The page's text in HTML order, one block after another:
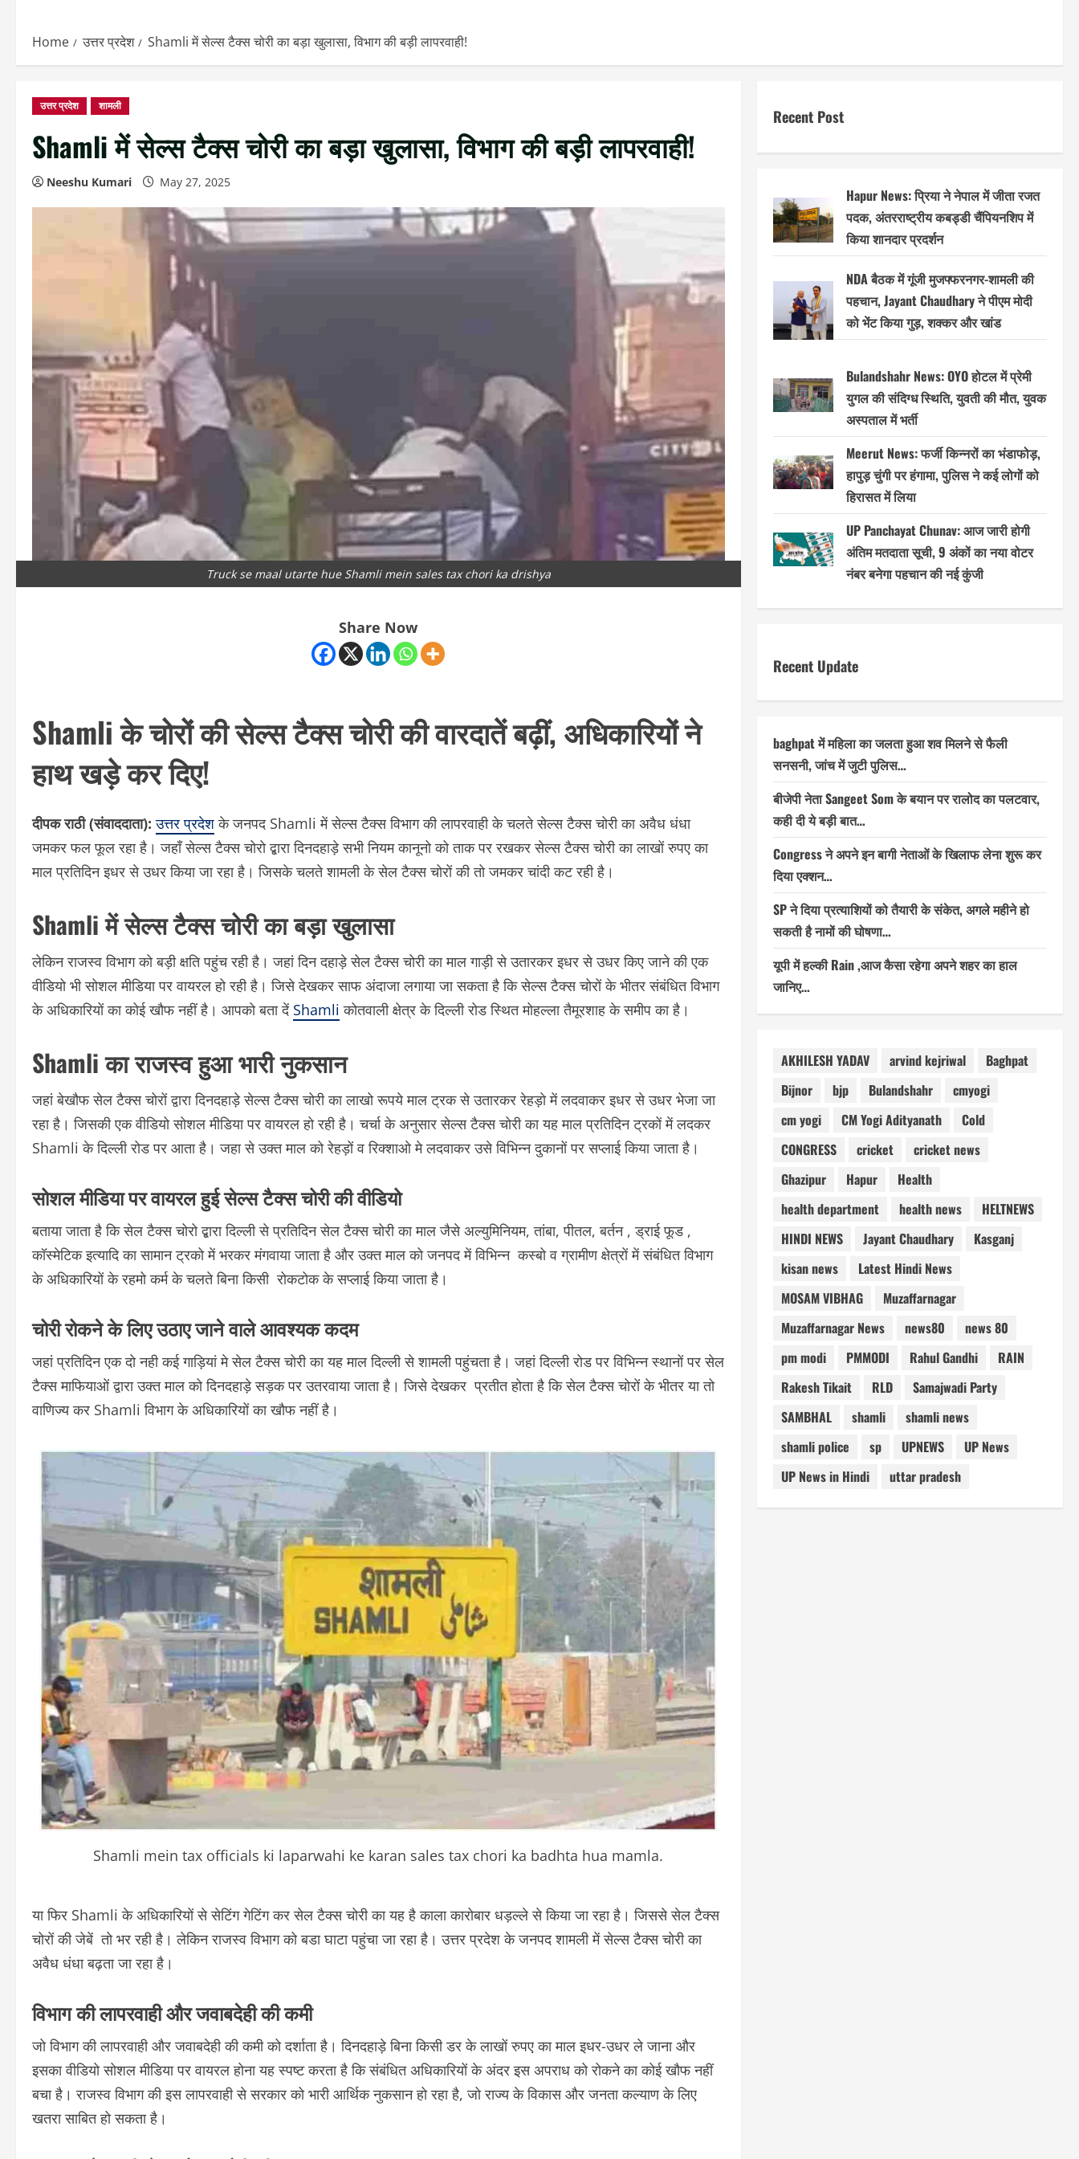
Home उत्तर प्रदेश Shamli में सेल्स टैक्स चोरी का बड़ा खुलासा, विभाग की बड़ी लापरवाही!
उत्तर प्रदेश शामली
Shamli में सेल्स टैक्स चोरी का बड़ा खुलासा, विभाग की बड़ी लापरवाही!
Neeshu Kumari May 27, 2025
Truck se maal utarte hue Shamli mein sales tax chori ka drishya
Share Now
Shamli के चोरों की सेल्स टैक्स चोरी की वारदातें बढ़ीं, अधिकारियों ने
हाथ खड़े कर दिए!
दीपक राठी (संवाददाता):उत्तर प्रदेशके जनपद Shamli में सेल्स टैक्स विभाग की लापरवाही के चलते सेल्स टैक्स चोरी का अवैध धंधा
जमकर फल फूल रहा है। जहाँ सेल्स टैक्स चोरो द्बारा दिनदहाड़े सभी नियम कानूनो को ताक पर रखकर सेल्स टैक्स चोरी का लाखों रुपए का
माल प्रतिदिन इधर से उधर किया जा रहा है। जिसके चलते शामली के सेल टैक्स चोरों की तो जमकर चांदी कट रही है।
Shamli में सेल्स टैक्स चोरी का बड़ा खुलासा
लेकिन राजस्व विभाग को बड़ी क्षति पहुंच रही है। जहां दिन दहाड़े सेल टैक्स चोरी का माल गाड़ी से उतारकर इधर से उधर किए जाने की एक
वीडियो भी सोशल मीडिया पर वायरल हो रही है। जिसे देखकर साफ अंदाजा लगाया जा सकता है कि सेल्स टैक्स चोरों के भीतर संबंधित विभाग
के अधिकारियों का कोई खौफ नहीं है। आपको बता दें Shamli कोतवाली क्षेत्र के दिल्ली रोड स्थित मोहल्ला तैमूरशाह के समीप का है।
Shamli का राजस्व हुआ भारी नुकसान
जहां बेखौफ सेल टैक्स चोरों द्वारा दिनदहाड़े सेल्स टैक्स चोरी का लाखो रूपये माल ट्रक से उतारकर रेहड़ो में लदवाकर इधर से उधर भेजा जा
रहा है। जिसकी एक वीडियो सोशल मीडिया पर वायरल हो रही है। चर्चा के अनुसार सेल्स टैक्स चोरी का यह माल प्रतिदिन ट्रकों में लदकर
Shamli के दिल्ली रोड पर आता है। जहा से उक्त माल को रेहड़ों व रिक्शाओ मे लदवाकर उसे विभिन्न दुकानों पर सप्लाई किया जाता है।
सोशल मीडिया पर वायरल हुई सेल्स टैक्स चोरी की वीडियो
बताया जाता है कि सेल टैक्स चोरो द्बारा दिल्ली से प्रतिदिन सेल टैक्स चोरी का माल जैसे अल्युमिनियम, तांबा, पीतल, बर्तन , ड्राई फूड ,
कॉस्मेटिक इत्यादि का सामान ट्रको में भरकर मंगवाया जाता है और उक्त माल को जनपद में विभिन्न कस्बो व ग्रामीण क्षेत्रों में संबंधित विभाग
के अधिकारियों के रहमो कर्म के चलते बिना किसी रोकटोक के सप्लाई किया जाता है।
चोरी रोकने के लिए उठाए जाने वाले आवश्यक कदम
जहां प्रतिदिन एक दो नही कई गाड़ियां मे सेल टैक्स चोरी का यह माल दिल्ली से शामली पहुंचता है। जहां दिल्ली रोड पर विभिन्न स्थानों पर सेल
टैक्स माफियाओं द्वारा उक्त माल को दिनदहाड़े सड़क पर उतरवाया जाता है। जिसे देखकर प्रतीत होता है कि सेल टैक्स चोरों के भीतर या तो
वाणिज्य कर Shamli विभाग के अधिकारियों का खौफ नहीं है।
Shamli mein tax officials ki laparwahi ke karan sales tax chori ka badhta hua mamla.
या फिर Shamli के अधिकारियों से सेटिंग गेटिंग कर सेल टैक्स चोरी का यह है काला कारोबार धड़ल्ले से किया जा रहा है। जिससे सेल टैक्स
चोरों की जेबें तो भर रही है। लेकिन राजस्व विभाग को बडा घाटा पहुंचा जा रहा है। उत्तर प्रदेश के जनपद शामली में सेल्स टैक्स चोरी का
अवैध धंधा बढ़ता जा रहा है।
विभाग की लापरवाही और जवाबदेही की कमी
जो विभाग की लापरवाही और जवाबदेही की कमी को दर्शाता है। दिनदहाड़े बिना किसी डर के लाखों रुपए का माल इधर-उधर ले जाना और
इसका वीडियो सोशल मीडिया पर वायरल होना यह स्पष्ट करता है कि संबंधित अधिकारियों के अंदर इस अपराध को रोकने का कोई खौफ नहीं
बचा है। राजस्व विभाग की इस लापरवाही से सरकार को भारी आर्थिक नुकसान हो रहा है, जो राज्य के विकास और जनता कल्याण के लिए
खतरा साबित हो सकता है।
Recent Post
Hapur News: प्रिया ने नेपाल में जीता रजत
पदक, अंतरराष्ट्रीय कबड्डी चैंपियनशिप में
किया शानदार प्रदर्शन
NDA बैठक में गूंजी मुजफ्फरनगर-शामली की
पहचान, Jayant Chaudhary ने पीएम मोदी
को भेंट किया गुड़, शक्कर और खांड
Bulandshahr News: OYO होटल में प्रेमी
युगल की संदिग्ध स्थिति, युवती की मौत, युवक
अस्पताल में भर्ती
Meerut News: फर्जी किन्नरों का भंडाफोड़,
हापुड़ चुंगी पर हंगामा, पुलिस ने कई लोगों को
हिरासत में लिया
UP Panchayat Chunav: आज जारी होगी
अंतिम मतदाता सूची, 9 अंकों का नया वोटर
नंबर बनेगा पहचान की नई कुंजी
Recent Update
baghpat में महिला का जलता हुआ शव मिलने से फैली
सनसनी, जांच में जुटी पुलिस…
बीजेपी नेता Sangeet Som के बयान पर रालोद का पलटवार,
कही दी ये बड़ी बात…
Congress ने अपने इन बागी नेताओं के खिलाफ लेना शुरू कर
दिया एक्शन…
SP ने दिया प्रत्याशियों को तैयारी के संकेत, अगले महीने हो
सकती है नामों की घोषणा…
यूपी में हल्की Rain ,आज कैसा रहेगा अपने शहर का हाल
जानिए…
AKHILESH YADAV arvind kejriwal
Baghpat
Bijnor
bjp Bulandshahr
cmyogi
cm yogi
CM Yogi Adityanath
Cold
CONGRESS
cricket
cricket news
Ghazipur
Hapur
Health
health department
health news
HELTNEWS
HINDI NEWS
Jayant Chaudhary
Kasganj
kisan news
Latest Hindi News
MOSAM VIBHAG
Muzaffarnagar
Muzaffarnagar News
news80
news 80
pm modi
PMMODI Rahul Gandhi
RAIN
Rakesh Tikait
RLD
Samajwadi Party
SAMBHAL
shamli
shamli news
shamli police
sp UPNEWS
UP News
UP News in Hindi
uttar pradesh